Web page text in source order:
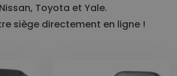
Toyota et Yale.
siège directement en ligne !